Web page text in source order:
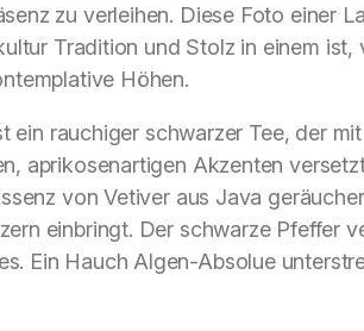
zu verleihen. Diese Foto einer
Tradition und Stolz in einem ist,
Höhen.
ein rauchiger schwarzer Tee, der
aprikosenartigen Akzenten
von Vetiver aus Java
einbringt. Der schwarze Pfeffer
Ein Hauch Algen-Absolue